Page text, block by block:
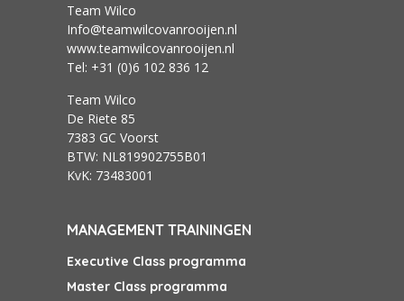
Team Wilco
Info@teamwilcovanrooijen.nl
www.teamwilcovanrooijen.nl
Tel: +31 (0)6 102 836 12
Team Wilco
De Riete 85
7383 GC Voorst
BTW: NL819902755B01
KvK: 73483001
MANAGEMENT TRAININGEN
Executive Class programma
Master Class programma